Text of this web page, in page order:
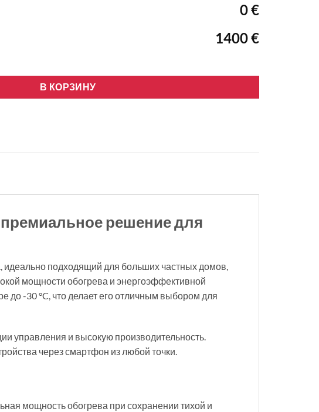
0 €
1400 €
В КОРЗИНУ
премиальное решение для
идеально подходящий для больших частных домов,
мощности обогрева и энергоэффективной
до -30 °C, что делает его отличным выбором для
управления и высокую производительность.
через смартфон из любой точки.
мощность обогрева при сохранении тихой и